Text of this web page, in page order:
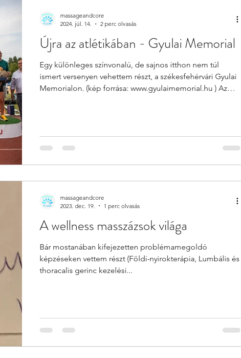
Újra az atlétikában - Gyulai Memorial
Egy különleges színvonalú, de sajnos itthon nem túl
ismert versenyen vehettem részt, a székesfehérvári Gyulai
Memorialon. (kép forrása: www.gyulaimemorial.hu ) Az
olyanok is, akik még megjárják Monacot és Olaszországot
egy-egy verseny erejéig. Kollégáimmal már vasárnaptól
massageandcore
2024. júl. 14.
2 perc olvasás
A wellness masszázsok világa
Bár mostanában kifejezetten problémamegoldó
képzéseken vettem részt (Földi-nyirokterápia, Lumbális és
thoracalis gerinc kezelési...
massageandcore
2023. dec. 19.
1 perc olvasás